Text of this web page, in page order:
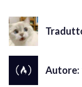
Autore: